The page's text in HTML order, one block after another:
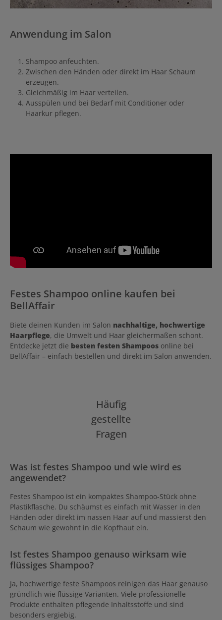
Anwendung im Salon
Shampoo anfeuchten.
Zwischen den Händen oder direkt im Haar Schaum
erzeugen.
Gleichmäßig im Haar verteilen.
Ausspülen und bei Bedarf mit Conditioner oder
Haarkur pflegen.
Festes Shampoo online kaufen bei
BellAffair
Biete deinen Kunden im Salon nachhaltige, hochwertige
Haarpflege, die Umwelt und Haar gleichermaßen schont.
Entdecke jetzt die besten festen Shampoos online bei
BellAffair – einfach bestellen und direkt im Salon anwenden.
Häufig
gestellte
Fragen
Was ist festes Shampoo und wie wird es
angewendet?
Festes Shampoo ist ein kompaktes Shampoo-Stück ohne
Plastikflasche. Du schäumst es einfach mit Wasser in den
Händen oder direkt im nassen Haar auf und massierst den
Schaum wie gewohnt in die Kopfhaut ein.
Ist festes Shampoo genauso wirksam wie
flüssiges Shampoo?
Ja, hochwertige feste Shampoos reinigen das Haar genauso
gründlich wie flüssige Varianten. Viele professionelle
Produkte enthalten pflegende Inhaltsstoffe und sind
besonders ergiebig.